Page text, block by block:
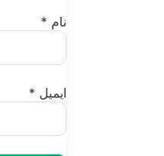
نام *
ایمیل *